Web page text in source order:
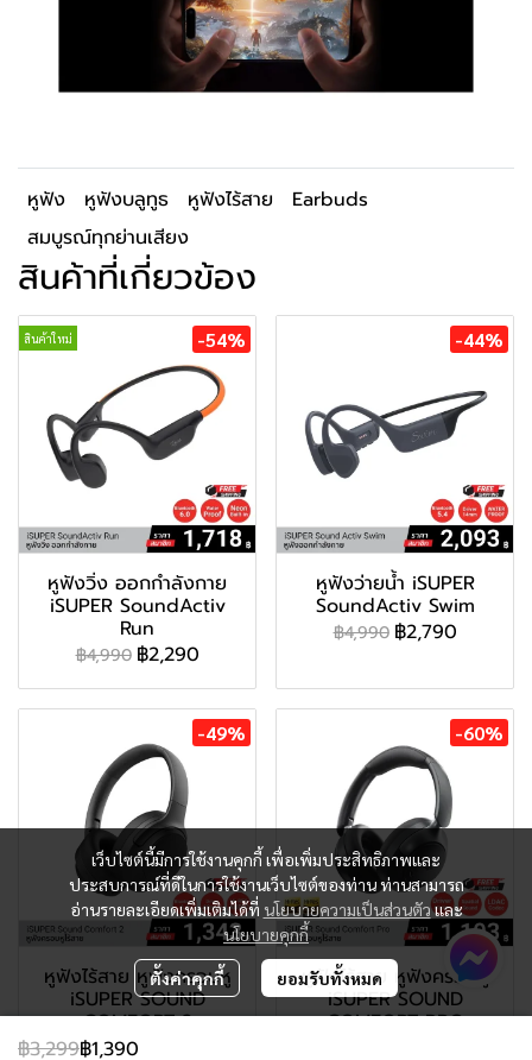
หูฟัง หูฟังบลูทูธ หูฟังไร้สาย
Earbuds
สมบูรณ์ทุกย่านเสียง
สินค้าที่เกี่ยวข้อง
สินค้าใหม่ -54%
หูฟังวิ่ง ออกกำลังกาย
iSUPER SoundActiv
Run
฿4,990 ฿2,290
-44%
หูฟังว่ายน้ำ iSUPER
SoundActiv Swim
฿4,990 ฿2,790
-49%
หูฟังไร้สาย หูฟังครอบหู
iSUPER SOUND
COMFORT 2
฿3,490฿1,790
-60%
หูฟังไร้สาย หูฟังครอบหู
iSUPER SOUND
COMFORT PRO
฿3,299฿1,390
เว็บไซต์นี้มีการใช้งานคุกกี้ เพื่อเพิ่มประสิทธิภาพและ
ประสบการณ์ที่ดีในการใช้งานเว็บไซต์ของท่าน ท่านสามารถ
อ่านรายละเอียดเพิ่มเติมได้ที่ นโยบายความเป็นส่วนตัวและ
นโยบายคุกกี้
ตั้งค่าคุกกี้ ยอมรับทั้งหมด